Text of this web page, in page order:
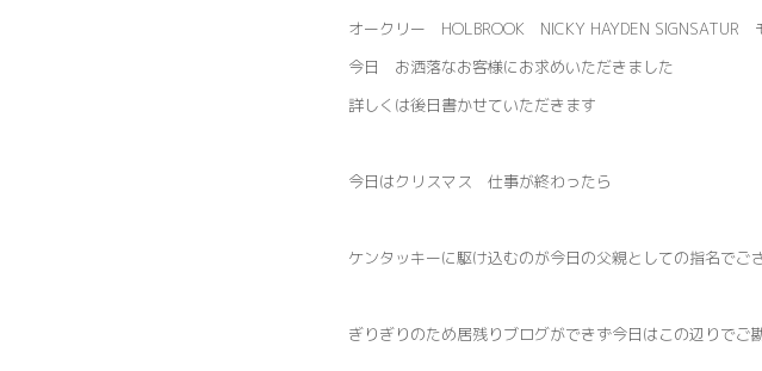
オークリー HOLBROOK NICKY HAYDEN SIGNSATUR
今日 お洒落なお客様にお求めいただきました
詳しくは後日書かせていただきます
今日はクリスマス 仕事が終わったら
ケンタッキーに駆け込むのが今日の父親としての指名でご
ぎりぎりのため居残りブログができず今日はこの辺りでご